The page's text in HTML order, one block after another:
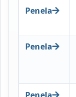
Penela
Penela